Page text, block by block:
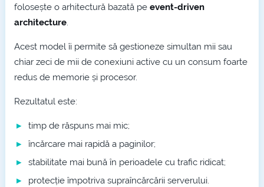
folosește o arhitectură bazată pe event-driven
architecture.
Acest model îi permite să gestioneze simultan mii sau
chiar zeci de mii de conexiuni active cu un consum foarte
redus de memorie și procesor.
Rezultatul este:
timp de răspuns mai mic;
încărcare mai rapidă a paginilor;
stabilitate mai bună în perioadele cu trafic ridicat;
protecție împotriva supraîncărcării serverului.